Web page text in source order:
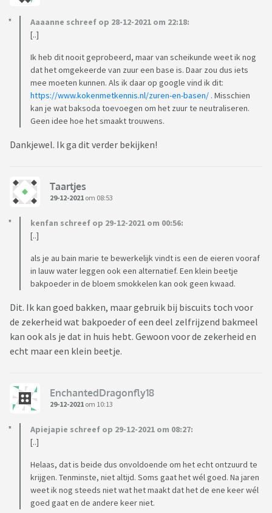
Aaaanne schreef op 28-12-2021 om 22:18:
[..]
Ik heb dit nooit geprobeerd, maar van scheikunde weet ik nog
dat het omgekeerde van zuur een base is. Daar zou dus iets
mee moeten kunnen. Als ik daar op google vind ik dit:
https://www.kokenmetkennis.nl/zuren-en-basen/ . Misschien
kan je wat baksoda toevoegen om het zuur te neutraliseren.
Geen idee hoe het smaakt trouwens.
Dankjewel. Ik ga dit verder bekijken!
Taartjes
29-12-2021 om 08:53
kenfan schreef op 29-12-2021 om 00:56:
[..]
als je au bain marie te bewerkelijk vindt is een de eieren vooraf
in lauw water leggen ook een alternatief. Een klein beetje
bakpoeder in de bloem smokkelen kan ook geen kwaad.
Dit. Ik kan goed bakken, maar gebruik bij biscuits toch voor
de zekerheid wat bakpoeder of een deel zelfrijzend bakmeel
kan ook als je dat in huis hebt. Gewoon voor de zekerheid en
echt maar een klein beetje.
EnchantedDragonfly18
29-12-2021 om 10:13
Apiejapie schreef op 29-12-2021 om 08:27:
[..]
Helaas, dat is beide dus onvoldoende om het echt ontzuurd te
krijgen. Tenminste, niet altijd. Soms gaat het wél goed. Na jaren
weet ik nog steeds niet wat het maakt dat het de ene keer wél
goed gaat en de andere keer niet.